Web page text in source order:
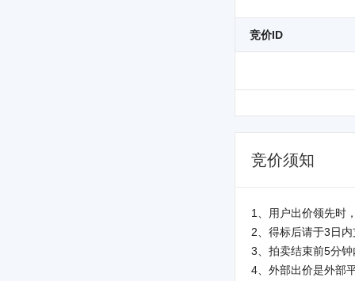
竞价ID
竞价须知
1、用户出价领先时
2、得标后请于3日
3、拍卖结束前5分
4、外部出价是外部